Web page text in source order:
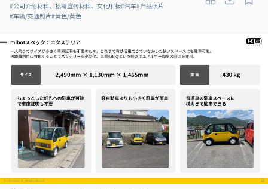
#公司介绍材料、招聘宣传材料、文化甲板#汽车#产品照片
#车辆/交通照片#黄色/黄色